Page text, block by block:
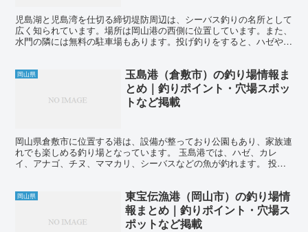
児島湖と児島湾を仕切る締切堤防周辺は、シーバス釣りの名所として
広く知られています。場所は岡山港の西側に位置しています。また、
水門の隣には無料の駐車場もあります。投げ釣りをすると、ハゼやカ
岡山県
玉島港（倉敷市）の釣り場情報ま
とめ｜釣りポイント・穴場スポッ
トなど掲載
岡山県倉敷市に位置する港は、設備が整っており公園もあり、家族連
れでも楽しめる釣り場となっています。 玉島港では、ハゼ、カレ
イ、アナゴ、チヌ、ママカリ、シーバスなどの魚が釣れます。 投げ
岡山県
東宝伝漁港（岡山市）の釣り場情
報まとめ｜釣りポイント・穴場ス
ポットなど掲載